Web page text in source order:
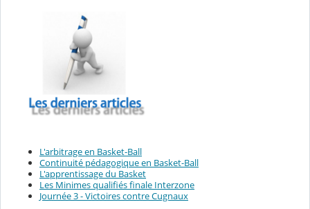
L'arbitrage en Basket-Ball
Continuité pédagogique en Basket-Ball
L'apprentissage du Basket
Les Minimes qualifiés finale Interzone
Journée 3 - Victoires contre Cugnaux